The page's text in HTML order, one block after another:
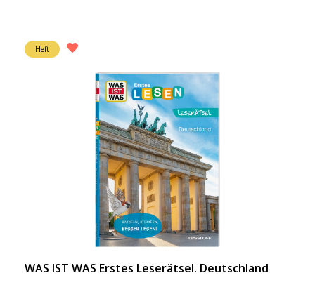
Heft
WAS IST WAS Erstes Leserätsel. Deutschland